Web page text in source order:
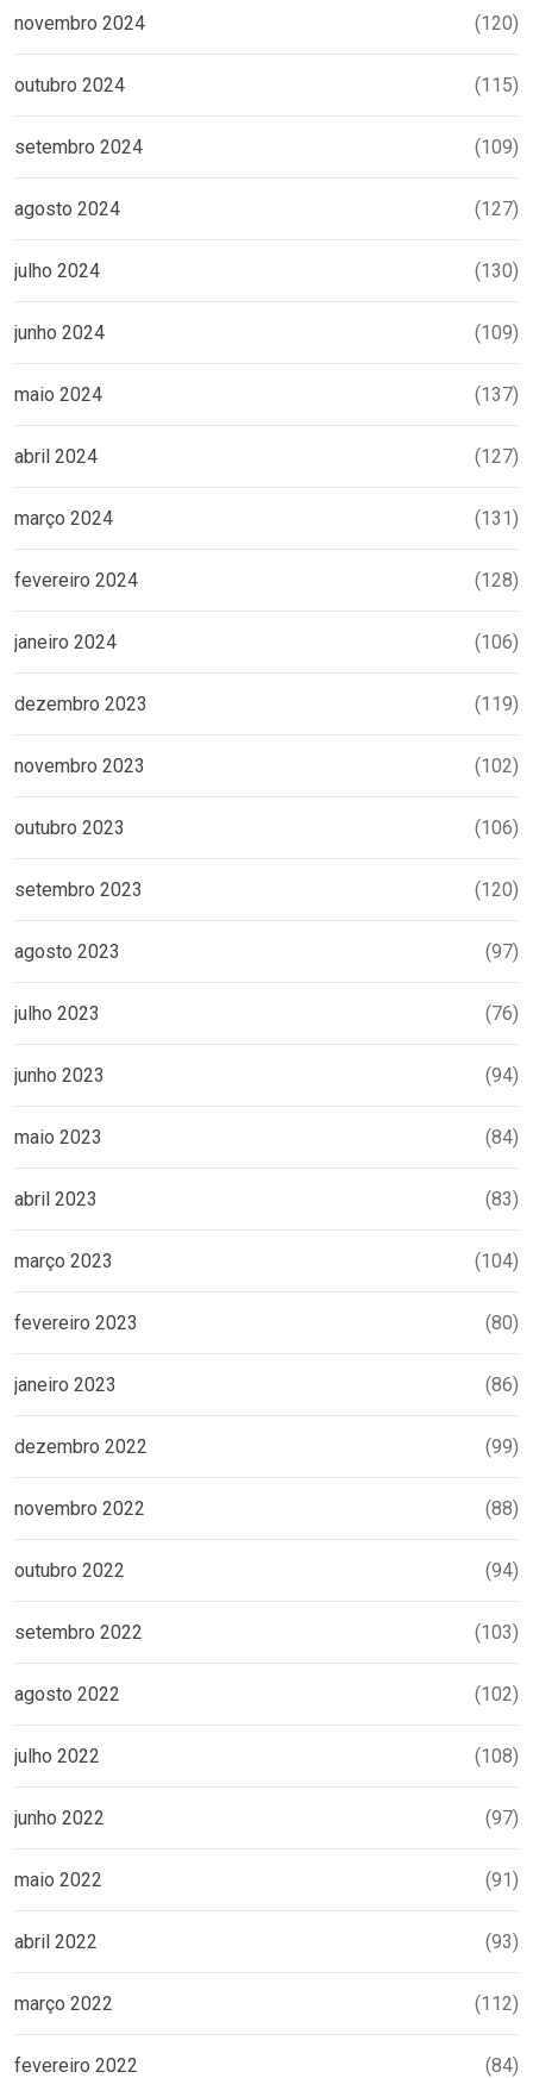
novembro 2024 (120)
outubro 2024 (115)
setembro 2024 (109)
agosto 2024 (127)
julho 2024 (130)
junho 2024 (109)
maio 2024 (137)
abril 2024 (127)
março 2024 (131)
fevereiro 2024 (128)
janeiro 2024 (106)
dezembro 2023 (119)
novembro 2023 (102)
outubro 2023 (106)
setembro 2023 (120)
agosto 2023 (97)
julho 2023 (76)
junho 2023 (94)
maio 2023 (84)
abril 2023 (83)
março 2023 (104)
fevereiro 2023 (80)
janeiro 2023 (86)
dezembro 2022 (99)
novembro 2022 (88)
outubro 2022 (94)
setembro 2022 (103)
agosto 2022 (102)
julho 2022 (108)
junho 2022 (97)
maio 2022 (91)
abril 2022 (93)
março 2022 (112)
fevereiro 2022 (84)